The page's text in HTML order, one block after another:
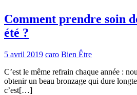
Comment prendre soin
été ?
5 avril 2019 caro Bien Être
C’est le même refrain chaque année :
obtenir un beau bronzage qui dure
c’est[…]